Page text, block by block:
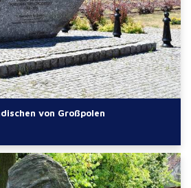
von Großpolen